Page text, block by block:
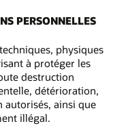
PERSONNELLES
physiques
à protéger les
destruction
détérioration,
autorisés, ainsi que
illégal.